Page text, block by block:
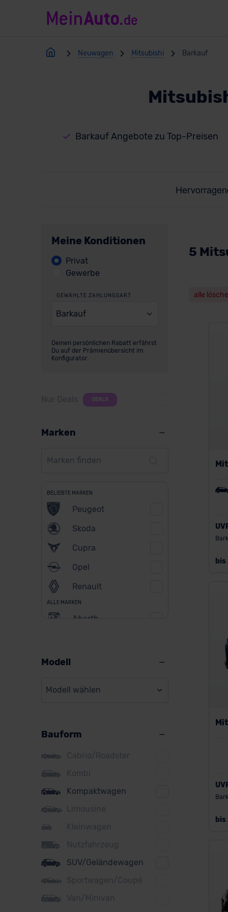
Neuwagen Mitsubishi Barkauf
Barkauf Angebote zu Top-Preisen
Meine Konditionen
Privat
Gewerbe
GEWÄHLTE ZAHLUNGSART
Barkauf
Deinen persönlichen Rabatt erfährst
Du auf der Prämienübersicht im
Konfigurator.
Nur Deals DEALS
Marken
BELIEBTE MARKEN
Peugeot
Skoda
Cupra
Opel
Renault
ALLE MARKEN
Abarth
BMW
Citroen
Cupra
DS
Dacia
Fiat
Ford
Honda
Modell
Modell wählen
Bauform
Cabrio/Roadster
Kombi
Kompaktwagen
Limousine
Kleinwagen
Nutzfahrzeug
SUV/Geländewagen
Sportwagen/Coupé
Van/Minivan
5
alle
bis
bis